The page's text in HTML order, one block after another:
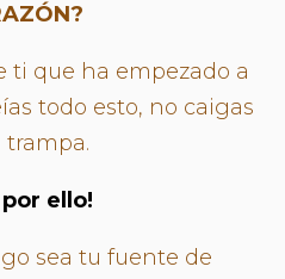
ti que ha empezado a
todo esto, no caigas
trampa.
por ello!
sea tu fuente de